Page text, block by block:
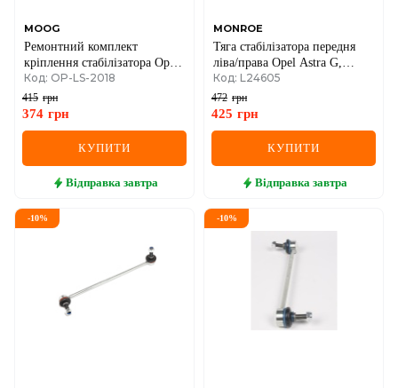
MOOG
Ремонтний комплект
кріплення стабілізатора Opel
Kadett D/Daewoo Lanos,
Espero, Nexia 95–
Код: OP-LS-2018
415 грн
374 грн
КУПИТИ
Відправка завтра
MONROE
Тяга стабілізатора передня
ліва/права Opel Astra G,
Zafira
Код: L24605
472 грн
425 грн
КУПИТИ
Відправка завтра
-10% -10%